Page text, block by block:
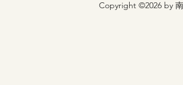
Copyright ©2026 by